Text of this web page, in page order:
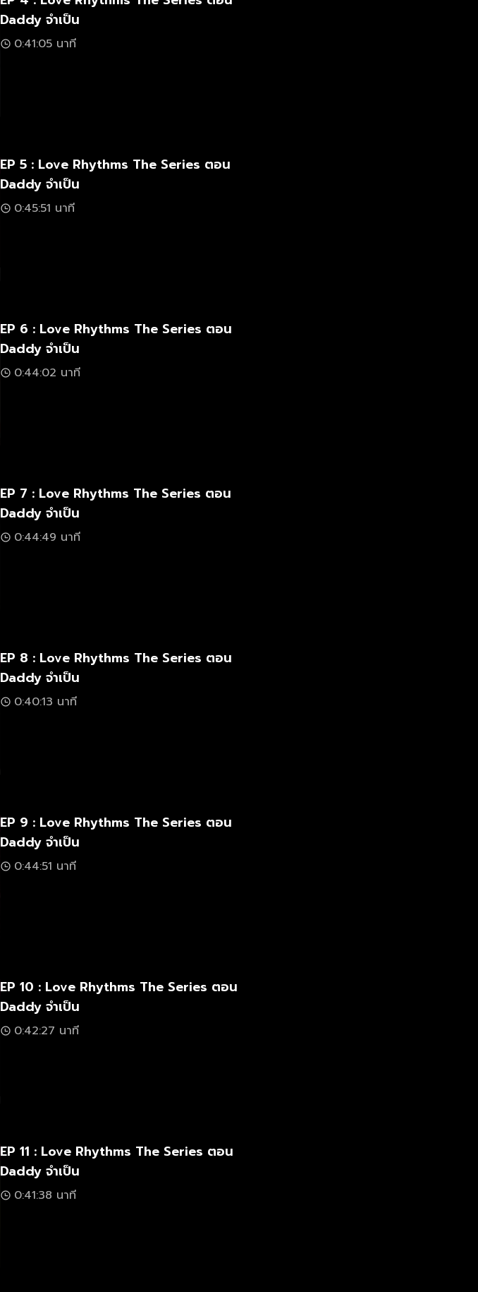
Daddy จำเป็น
0:41:05 นาที
EP 5 : Love Rhythms The Series ตอน
Daddy จำเป็น
0:45:51 นาที
EP 6 : Love Rhythms The Series ตอน
Daddy จำเป็น
0:44:02 นาที
EP 7 : Love Rhythms The Series ตอน
Daddy จำเป็น
0:44:49 นาที
EP 8 : Love Rhythms The Series ตอน
Daddy จำเป็น
0:40:13 นาที
EP 9 : Love Rhythms The Series ตอน
Daddy จำเป็น
0:44:51 นาที
EP 10 : Love Rhythms The Series ตอน
Daddy จำเป็น
0:42:27 นาที
EP 11 : Love Rhythms The Series ตอน
Daddy จำเป็น
0:41:38 นาที